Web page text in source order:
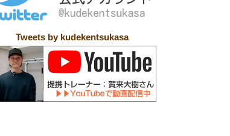
Tweets by kudekentsukasa